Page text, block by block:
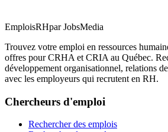
EmploisRHpar JobsMedia
Trouvez votre emploi en ressources
offres pour CRHA et CRIA au Québec.
développement organisationnel, relations
avec les employeurs qui recrutent en RH.
Chercheurs d'emploi
Rechercher des emplois